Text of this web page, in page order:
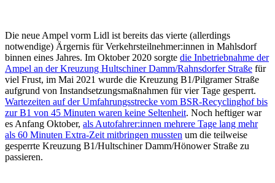
Die neue Ampel vorm Lidl ist bereits das vierte (allerdings
notwendige) Ärgernis für Verkehrsteilnehmer:innen in Mahlsdorf
binnen eines Jahres. Im Oktober 2020 sorgte die Inbetriebnahme der
Ampel an der Kreuzung Hultschiner Damm/Rahnsdorfer Straße für
viel Frust, im Mai 2021 wurde die Kreuzung B1/Pilgramer Straße
aufgrund von Instandsetzungsmaßnahmen für vier Tage gesperrt.
Wartezeiten auf der Umfahrungsstrecke vom BSR-Recyclinghof bis
zur B1 von 45 Minuten waren keine Seltenheit. Noch heftiger war
es Anfang Oktober, als Autofahrer:innen mehrere Tage lang mehr
als 60 Minuten Extra-Zeit mitbringen mussten um die teilweise
gesperrte Kreuzung B1/Hultschiner Damm/Hönower Straße zu
passieren.